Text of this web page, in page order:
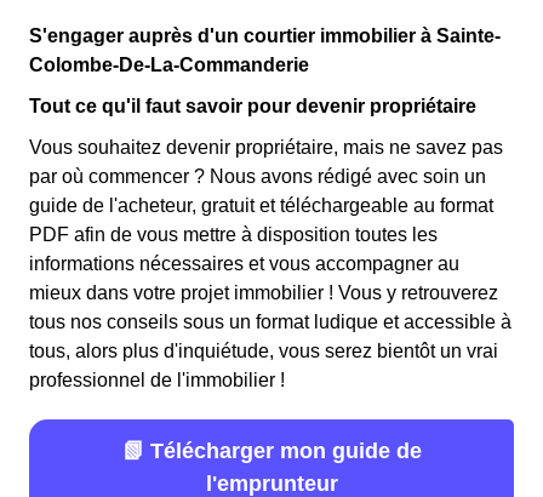
S'engager auprès d'un courtier immobilier à Sainte-
Colombe-De-La-Commanderie
Tout ce qu'il faut savoir pour devenir propriétaire
Vous souhaitez devenir propriétaire, mais ne savez pas
par où commencer ? Nous avons rédigé avec soin un
guide de l'acheteur, gratuit et téléchargeable au format
PDF afin de vous mettre à disposition toutes les
informations nécessaires et vous accompagner au
mieux dans votre projet immobilier ! Vous y retrouverez
tous nos conseils sous un format ludique et accessible à
tous, alors plus d'inquiétude, vous serez bientôt un vrai
professionnel de l'immobilier !
📗 Télécharger mon guide de
l'emprunteur